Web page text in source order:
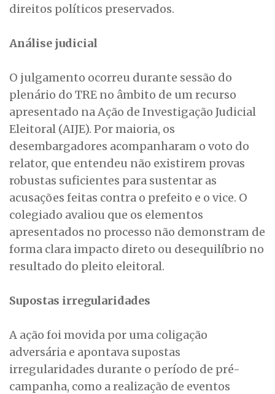
direitos políticos preservados.
Análise judicial
O julgamento ocorreu durante sessão do
plenário do TRE no âmbito de um recurso
apresentado na Ação de Investigação Judicial
Eleitoral (AIJE). Por maioria, os
desembargadores acompanharam o voto do
relator, que entendeu não existirem provas
robustas suficientes para sustentar as
acusações feitas contra o prefeito e o vice. O
colegiado avaliou que os elementos
apresentados no processo não demonstram de
forma clara impacto direto ou desequilíbrio no
resultado do pleito eleitoral.
Supostas irregularidades
A ação foi movida por uma coligação
adversária e apontava supostas
irregularidades durante o período de pré-
campanha, como a realização de eventos